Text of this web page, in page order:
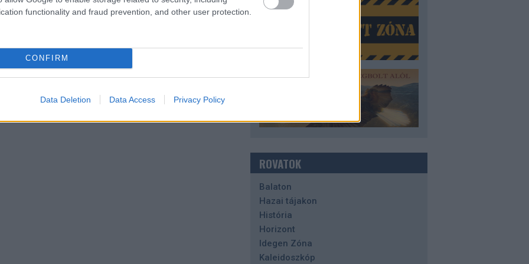
functionality and fraud prevention, and other user protection.
CONFIRM
Data Deletion Data Access Privacy Policy
ROVATOK
Balaton
Hazai tájakon
História
Horizont
Idegen Zóna
Kaleidoszkóp